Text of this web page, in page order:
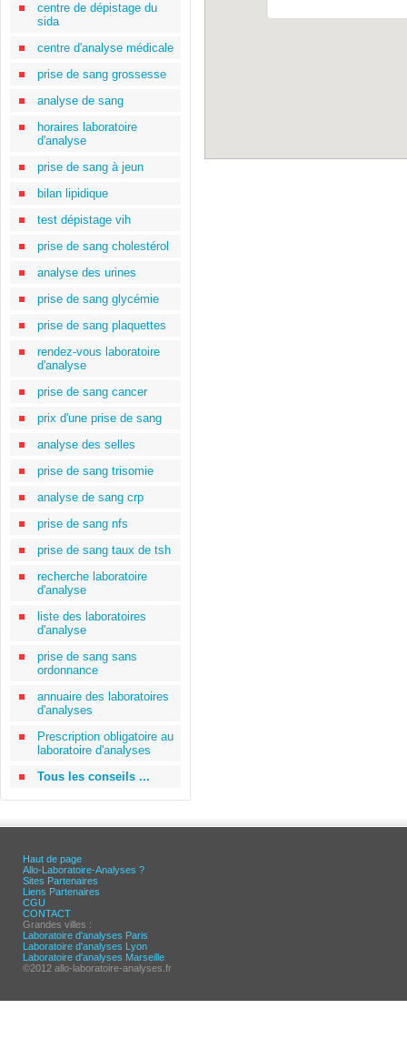
centre de dépistage du
sida
centre d'analyse médicale
prise de sang grossesse
analyse de sang
horaires laboratoire
d'analyse
prise de sang à jeun
bilan lipidique
test dépistage vih
prise de sang cholestérol
analyse des urines
prise de sang glycémie
prise de sang plaquettes
rendez-vous laboratoire
d'analyse
prise de sang cancer
prix d'une prise de sang
analyse des selles
prise de sang trisomie
analyse de sang crp
prise de sang nfs
prise de sang taux de tsh
recherche laboratoire
d'analyse
liste des laboratoires
d'analyse
prise de sang sans
ordonnance
annuaire des laboratoires
d'analyses
Prescription obligatoire au
laboratoire d'analyses
Tous les conseils ...
Haut de page
Allo-Laboratoire-Analyses ?
Sites Partenaires
Liens Partenaires
CGU
CONTACT
Grandes villes :
Laboratoire d'analyses Paris
Laboratoire d'analyses Lyon
Laboratoire d'analyses Marseille
©2012 allo-laboratoire-analyses.fr